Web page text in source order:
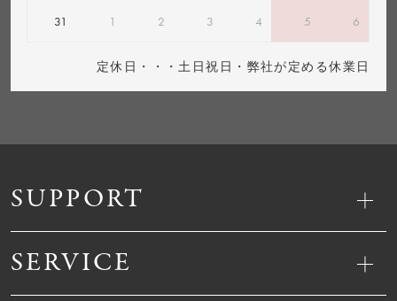
SUPPORT
SERVICE
31 1 2 3 4 5 6
定休日・・・土日祝日・弊社が定める休業日